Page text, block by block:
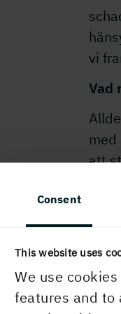
Consent
This website uses
We use
features and to
vi
Vad
att
för